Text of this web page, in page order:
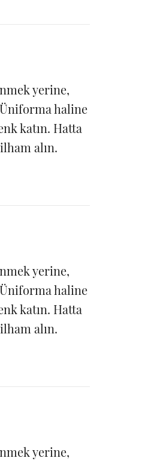
yerine,
haline
katın. Hatta
alın.
yerine,
haline
katın. Hatta
alın.
yerine,